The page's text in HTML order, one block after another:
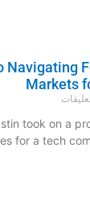
Navigating
Markets
took on a
for a tech